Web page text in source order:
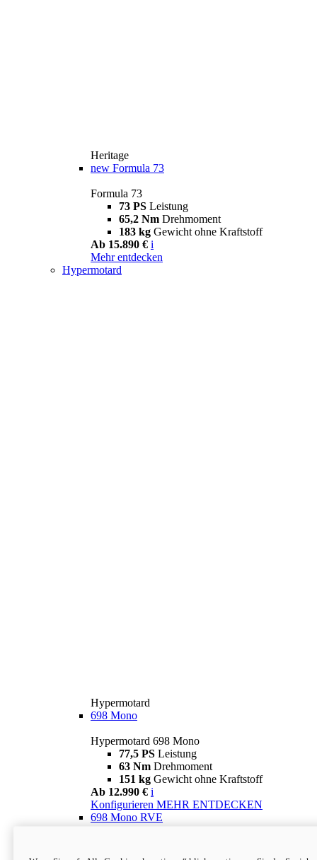
Heritage
new Formula 73
Formula 73
73 PS Leistung
65,2 Nm Drehmoment
183 kg Gewicht ohne Kraftstoff
Ab 15.890 € i
Mehr entdecken
Hypermotard
Hypermotard
698 Mono
Hypermotard 698 Mono
77,5 PS Leistung
63 Nm Drehmoment
151 kg Gewicht ohne Kraftstoff
Ab 12.990 € i
Konfigurieren MEHR ENTDECKEN
698 Mono RVE
77,5 PS
Leistung